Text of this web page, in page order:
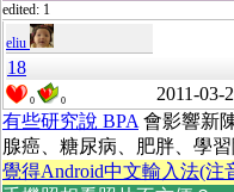
edited: 1
eliu
18
0 0 2011-03-
有些研究說 BPA會影響新
腺癌、糖尿病、肥胖、學習
覺得Android中文輸入法(